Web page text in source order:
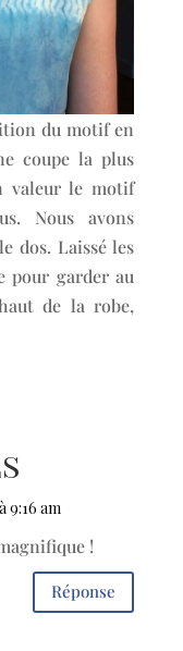
du motif en
coupe la plus
valeur le motif
Nous avons
dos. Laissé les
pour garder au
de la robe,
9:16 am
!
Réponse